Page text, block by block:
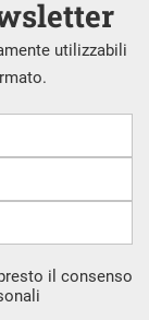
utilizzabili
il consenso